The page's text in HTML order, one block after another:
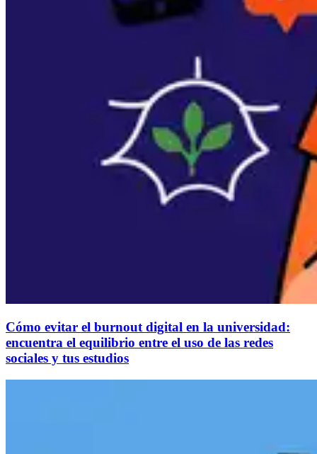
Cómo evitar el burnout digital en la universidad:
encuentra el equilibrio entre el uso de las redes
sociales y tus estudios